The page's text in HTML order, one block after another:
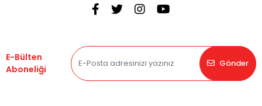
E-Bülten
Aboneliği
Gönder